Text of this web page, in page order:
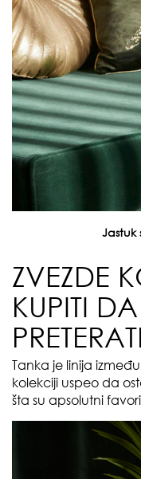
Jastuk
ZVEZDE
KUPITI
Tanka je linija
kolekciji uspeo da
šta su apsolutni